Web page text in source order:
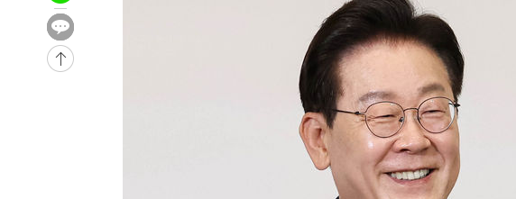
-25313초 전 >
서울 열대야 15일째 지속…비공식 '초열대야' 30도 넘어
-23880초 전 >
[속보]코스닥, 2.15포인트(0.27%) 내린 797.44 출발
-23863초 전 >
[속보]코스피, 119.51포인트(1.81%) 내린 6478.75 개장
6월 경상수지 497.3억 달러…두 달 연속 사상 최대
서울 낮 39도 '폭염중대경보'…40도 관측 가능성도
미 워싱턴주 스포캔 시의 통제불능 3개 산불, 방화선 일부 구축
[속보] 호르무즈 해협 이란-오만 협상 기대속 뉴욕증시 혼조 마감 다
[속보] 이란 대통령 "지금 최고지도자와 소통하기가 매우 어려워" 취